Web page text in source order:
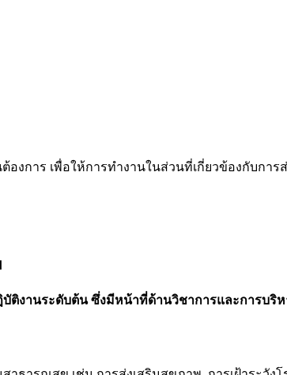
การ เพื่อให้การทำงานในส่วนที่เกี่ยวข้องกับกา
งานระดับต้น ซึ่งมีหน้าที่ด้านวิชาการและการบริ